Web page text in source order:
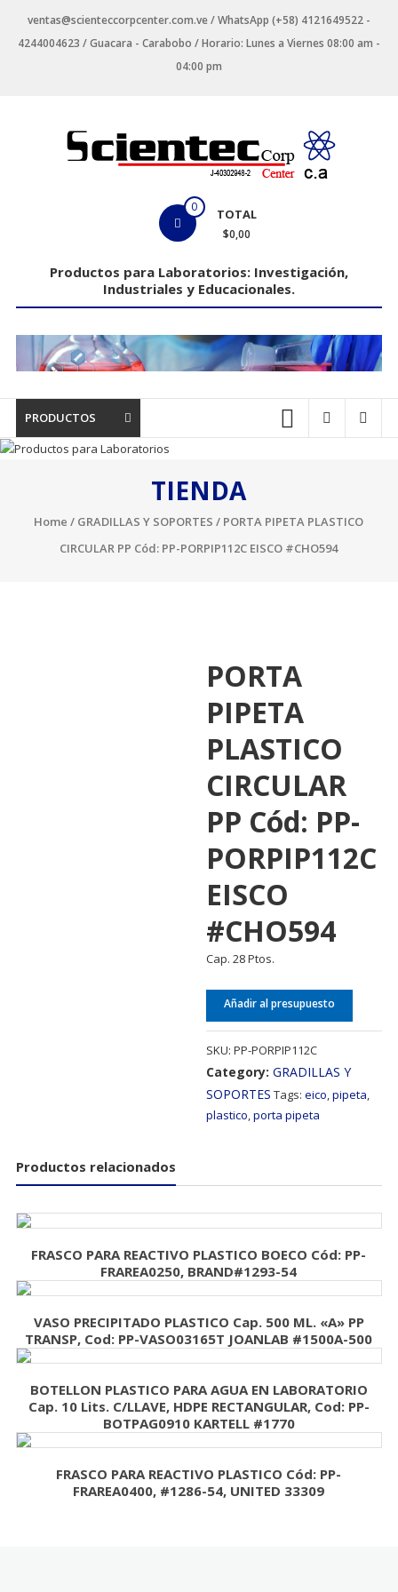
contenido
ventas@scienteccorpcenter.com.ve / WhatsApp (+58) 4121649522 -
4244004623 / Guacara - Carabobo / Horario: Lunes a Viernes 08:00 am -
04:00 pm
Laboratorios
Industriales
y
Educacionales.
0 TOTAL
$0,00
Productos para Laboratorios: Investigación,
Industriales y Educacionales.
PRODUCTOS
TIENDA
Home / GRADILLAS Y SOPORTES / PORTA PIPETA PLASTICO
CIRCULAR PP Cód: PP-PORPIP112C EISCO #CHO594
PORTA
PIPETA
PLASTICO
CIRCULAR
PP Cód: PP-
PORPIP112C
EISCO
#CHO594
Cap. 28 Ptos.
Añadir al presupuesto
SKU:PP-PORPIP112C
Category:GRADILLAS Y
SOPORTES Tags:eico,pipeta,
plastico,porta pipeta
Productos relacionados
FRASCO PARA REACTIVO PLASTICO BOECO Cód: PP-
FRAREA0250, BRAND#1293-54
VASO PRECIPITADO PLASTICO Cap. 500 ML. «A» PP
TRANSP, Cod: PP-VASO03165T JOANLAB #1500A-500
BOTELLON PLASTICO PARA AGUA EN LABORATORIO
Cap. 10 Lits. C/LLAVE, HDPE RECTANGULAR, Cod: PP-
BOTPAG0910 KARTELL #1770
FRASCO PARA REACTIVO PLASTICO Cód: PP-
FRAREA0400, #1286-54, UNITED 33309